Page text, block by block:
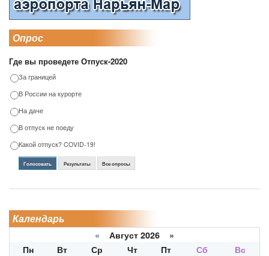
Опрос
Где вы проведете Отпуск-2020
За границей
В России на курорте
На даче
В отпуск не поеду
Какой отпуск? COVID-19!
Голосовать Результаты Все опросы
Календарь
« Август 2026 »
Пн
Вт Ср Чт Пт Сб
Вс